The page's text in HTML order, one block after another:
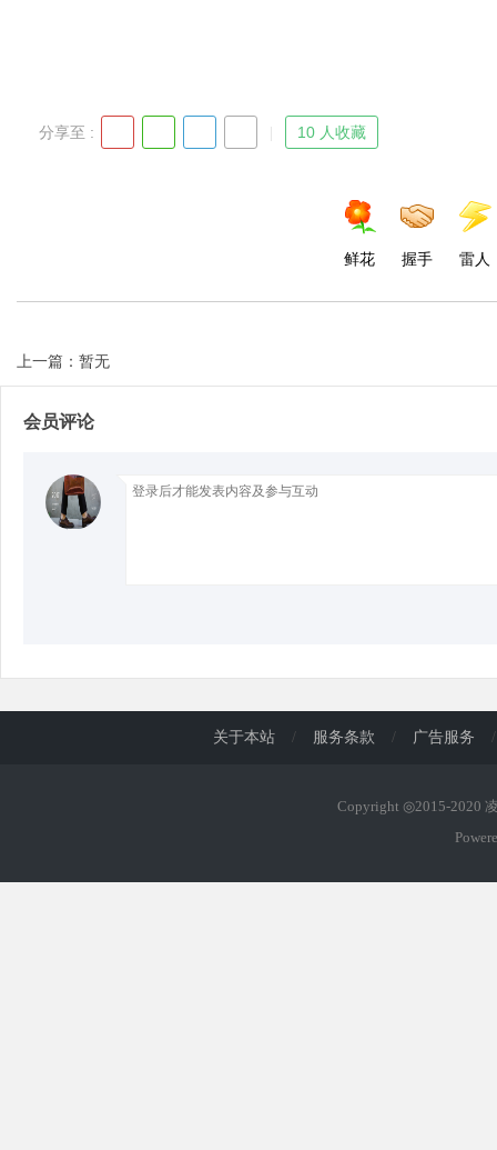
分享至 : 10 人收藏
鲜花 握手 雷人
上一篇：暂无
会员评论
关于本站 / 服务条款 / 广告服务 /
Copyright ◎2015-2020